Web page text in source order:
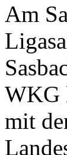
Am
WKG
mit